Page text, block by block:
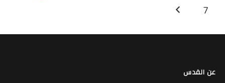
7
عن القدس